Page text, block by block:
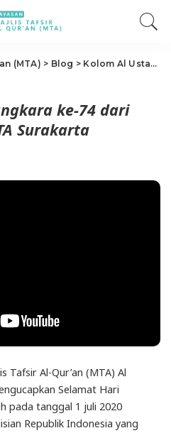
(MTA) > Blog > Kolom Al Ustadz
ke-74 dari
Surakarta
Tafsir Al-Qur’an (MTA) Al
Selamat Hari
pada tanggal 1 juli 2020
Republik Indonesia yang